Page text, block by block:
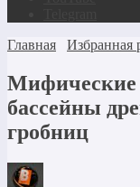
Главная
Избранная
Мифические
бассейны
гробниц